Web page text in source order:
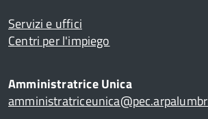
Servizi e uffici
Centri per l'impiego
Amministratrice Unica